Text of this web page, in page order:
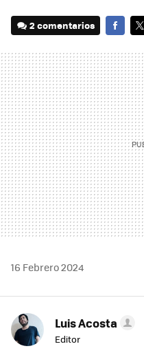
2 comentarios
16 Febrero 2024
Luis Acosta
Editor